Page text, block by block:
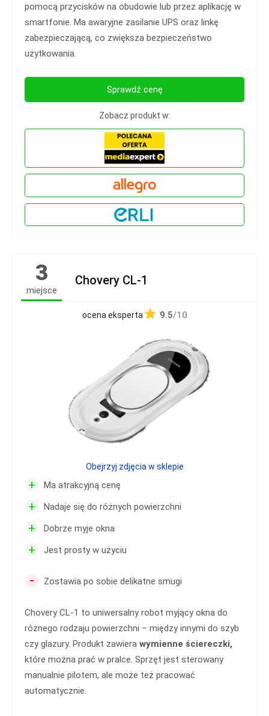
pomocą przycisków na obudowie lub przez aplikację w
smartfonie. Ma awaryjne zasilanie UPS oraz linkę
zabezpieczającą, co zwiększa bezpieczeństwo
użytkowania.
Sprawdź cenę
Zobacz produkt w:
3
miejsce
Chovery CL-1
ocena eksperta 9.5/10
+ Ma atrakcyjną cenę
+ Nadaje się do różnych powierzchni
+ Dobrze myje okna
+ Jest prosty w użyciu
- Zostawia po sobie delikatne smugi
Chovery CL-1 to uniwersalny robot myjący okna do
różnego rodzaju powierzchni – między innymi do szyb
czy glazury. Produkt zawiera wymienne ściereczki,
które można prać w pralce. Sprzęt jest sterowany
manualnie pilotem, ale może też pracować
automatycznie.
Obejrzyj zdjęcia w sklepie